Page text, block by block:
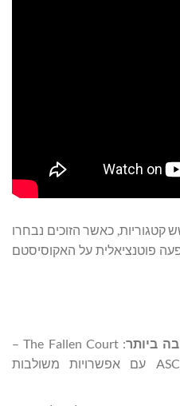
30,000 דולר בשש קטגוריות, כאשר הזוכים נבחרו
פוטנציאלית על האקוסיסטם
ביותר
: The Fallen Court –
סורק מבוכים נרטיבי ב-ASCII עם אפשרויות משולבות